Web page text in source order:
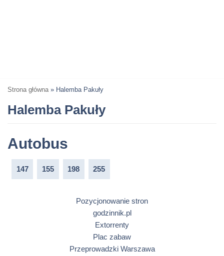
Strona główna » Halemba Pakuły
Halemba Pakuły
Autobus
147 155 198 255
Pozycjonowanie stron
godzinnik.pl
Extorrenty
Plac zabaw
Przeprowadzki Warszawa